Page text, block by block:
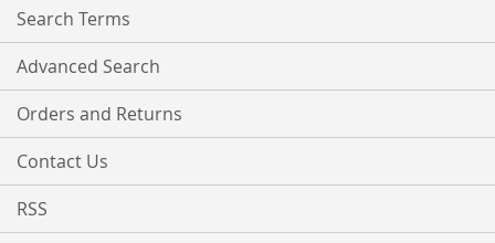
Search Terms
Advanced Search
Orders and Returns
Contact Us
RSS